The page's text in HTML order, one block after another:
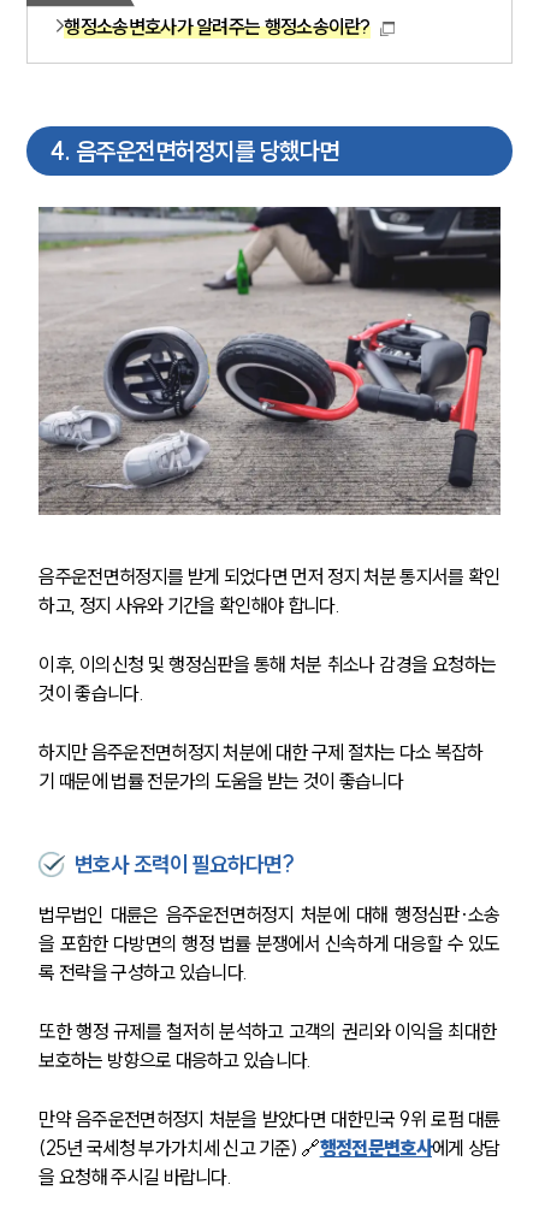
통합검색
AI대륜
주요 업무사례
법률정보
법률지식인
고객후기
업무분야
헌법·행정·규제·개혁그룹 업무
전체
구성원 소개
언론보도
법률서식
뉴스레터/브로슈어
세미나
대륜법률상담예약
대륜법률상담예약
행정소송변호사가 알려주는 행정소송이란?
4. 음주운전면허정지를 당했다면
음주운전면허정지를 받게 되었다면 먼저 정지 처분 통지서를 확인
하고, 정지 사유와 기간을 확인해야 합니다.
이후, 이의신청 및 행정심판을 통해 처분 취소나 감경을 요청하는
것이 좋습니다.
하지만 음주운전면허정지 처분에 대한 구제 절차는 다소 복잡하
기 때문에 법률 전문가의 도움을 받는 것이 좋습니다
변호사 조력이 필요하다면?
법무법인 대륜은 음주운전면허정지 처분에 대해 행정심판·소송
을 포함한 다방면의 행정 법률 분쟁에서 신속하게 대응할 수 있도
록 전략을 구성하고 있습니다.
또한 행정 규제를 철저히 분석하고 고객의 권리와 이익을 최대한
보호하는 방향으로 대응하고 있습니다.
만약 음주운전면허정지 처분을 받았다면 대한민국 9위 로펌 대륜
(25년 국세청 부가가치세 신고 기준) 🔗행정전문변호사에게 상담
을 요청해 주시길 바랍니다.